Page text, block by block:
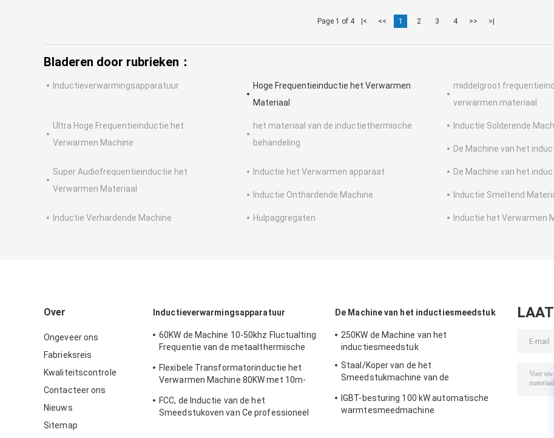
Page 1 of 4 |< << 1 2 3 4 >> >|
Bladeren door rubrieken：
Inductieverwarmingsapparatuur
Hoge Frequentieinductie het Verwarmen
Materiaal
middelgroot
verwarmen materiaal
Ultra Hoge Frequentieinductie het
Verwarmen Machine
het materiaal van de inductiethermische
behandeling
Inductie Solderende
De Machine van het
Super Audiofrequentieinductie het
Verwarmen Materiaal
Inductie het Verwarmen apparaat De Machine van het
Inductie Onthardende Machine Inductie Smeltend
Inductie Verhardende Machine Hulpaggregaten Inductie het Verwarmen
Over
Ongeveer ons
Fabrieksreis
Kwaliteitscontrole
Contacteer ons
Nieuws
Sitemap
Inductieverwarmingsapparatuur
60KW de Machine 10-50khz Fluctualting
Frequentie van de metaalthermische
Flexibele Transformatorinductie het
Verwarmen Machine 80KW met 10m-
FCC, de Inductie van de het
Smeedstukoven van Ce professioneel
De Machine van het inductiesmeedstuk
250KW de Machine van het
inductiesmeedstuk
Staal/Koper van de het
Smeedstukmachine van de
met Zachte Rol
IGBT-besturing 100 kW automatische
warmtesmeedmachine